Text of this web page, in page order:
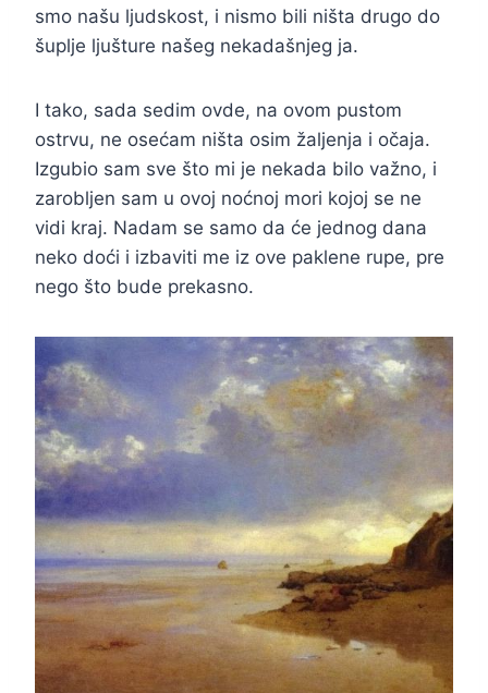
smo našu ljudskost, i nismo bili ništa drugo do
šuplje ljušture našeg nekadašnjeg ja.
I tako, sada sedim ovde, na ovom pustom
ostrvu, ne osećam ništa osim žaljenja i očaja.
Izgubio sam sve što mi je nekada bilo važno, i
zarobljen sam u ovoj noćnoj mori kojoj se ne
vidi kraj. Nadam se samo da će jednog dana
neko doći i izbaviti me iz ove paklene rupe, pre
nego što bude prekasno.